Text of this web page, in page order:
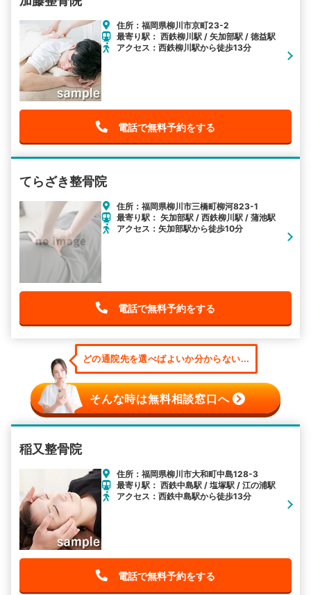
住所：福岡県柳川市京町23-2
最寄り駅： 西鉄柳川駅 / 矢加部駅 / 徳益駅
アクセス：西鉄柳川駅から徒歩13分
電話で無料予約をする
てらざき整骨院
住所：福岡県柳川市三橋町柳河823-1
最寄り駅： 矢加部駅 / 西鉄柳川駅 / 蒲池駅
アクセス：矢加部駅から徒歩10分
電話で無料予約をする
どの通院先を選べばよいか分からない...
そんな時は無料相談窓口へ
稲又整骨院
住所：福岡県柳川市大和町中島128-3
最寄り駅： 西鉄中島駅 / 塩塚駅 / 江の浦駅
アクセス：西鉄中島駅から徒歩13分
電話で無料予約をする